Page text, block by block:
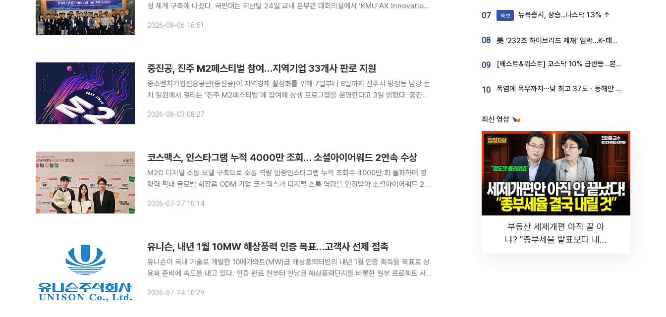
성 체계 구축에 나섰다. 국민대는 지난달 24일 교내 본부관 대회의실에서 ‘KMU AX Innovation
으며 손진식 기획부총장, 윤명근 정보통신처장, 황선
2026-08-06 16:51
중진공, 진주 M2페스티벌 참여…지역기업 33개사 판로 지원
중소벤처기업진흥공단(중진공)이 지역경제 활성화를 위해 7일부터 8일까지 진주시 망경동 남강 둔
치 일원에서 열리는 ‘진주 M2페스티벌’에 참여해 상생 프로그램을 운영한다고 3일 밝혔다. 중진공
공예품, 로컬 브랜드 제품의 판매를 지원해 참여 기업의 판로 확대를
2026-08-03 08:27
코스맥스, 인스타그램 누적 4000만 조회… 소셜아이어워드 2연속 수상
M2C 디지털 소통 모델 구축으로 소통 역량 입증인스타그램 누적 조회수 4000만 회 돌파하며 영
향력 확대 글로벌 화장품 ODM 기업 코스맥스가 디지털 소통 역량을 인정받아 소셜아이어워드 2년
2026’에서 프로모션 혁신대상을 받았다고 27일 밝혔다. 한국인터넷전문
2026-07-27 10:14
유니슨, 내년 1월 10MW 해상풍력 인증 목표…고객사 선제 접촉
유니슨이 국내 기술로 개발한 10메가와트(MW)급 해상풍력터빈의 내년 1월 인증 획득을 목표로 상
용화 준비에 속도를 내고 있다. 인증 완료 전부터 전남권 해상풍력단지를 비롯한 일부 프로젝트 사
니슨 관계자는 “10MW급 해상풍력터빈은 내년 1월 인증 확보를 목
2026-07-24 10:29
07 속보 뉴욕증시, 상승...나스닥 1.3% ↑
08 美 ‘232조 하이브리드 제재’ 임박…K-태양광, 불확실성 털고 날개 다나
09 [베스트&워스트] 코스닥 10% 급반등…본느, 최대주주 변경 기대에 270% 폭등
10 폭염에 폭우까지⋯낮 최고 37도ㆍ동해안 강한 비 [날씨]
최신 영상
부동산 세제개편 아직 끝 아
냐? "종부세율 발표보다 내릴